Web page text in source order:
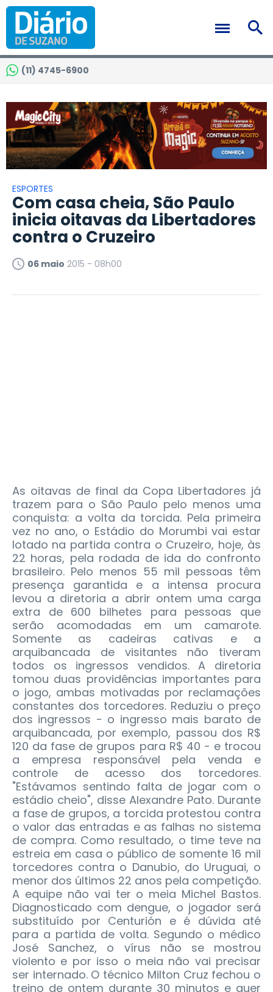
(11) 4745-6900
ESPORTES
Com casa cheia, São Paulo
inicia oitavas da Libertadores
contra o Cruzeiro
06 maio 2015 - 08h00
As oitavas de final da Copa Libertadores já
trazem para o São Paulo pelo menos uma
conquista: a volta da torcida. Pela primeira
vez no ano, o Estádio do Morumbi vai estar
lotado na partida contra o Cruzeiro, hoje, às
22 horas, pela rodada de ida do confronto
brasileiro. Pelo menos 55 mil pessoas têm
presença garantida e a intensa procura
levou a diretoria a abrir ontem uma carga
extra de 600 bilhetes para pessoas que
serão acomodadas em um camarote.
Somente as cadeiras cativas e a
arquibancada de visitantes não tiveram
todos os ingressos vendidos.A diretoria
tomou duas providências importantes para
o jogo, ambas motivadas por reclamações
constantes dos torcedores. Reduziu o preço
dos ingressos - o ingresso mais barato de
arquibancada, por exemplo, passou dos R$
120 da fase de grupos para R$ 40 - e trocou
a empresa responsável pela venda e
controle de acesso dos torcedores.
"Estávamos sentindo falta de jogar com o
estádio cheio", disse Alexandre Pato. Durante
a fase de grupos, a torcida protestou contra
o valor das entradas e as falhas no sistema
de compra. Como resultado, o time teve na
estreia em casa o público de somente 16 mil
torcedores contra o Danubio, do Uruguai, o
menor dos últimos 22 anos pela competição.
A equipe não vai ter o meia Michel Bastos.
Diagnosticado com dengue, o jogador será
substituído por Centurión e é dúvida até
para a partida de volta. Segundo o médico
José Sanchez, o vírus não se mostrou
violento e por isso o meia não vai precisar
ser internado. O técnico Milton Cruz fechou o
treino de ontem durante 30 minutos e quer